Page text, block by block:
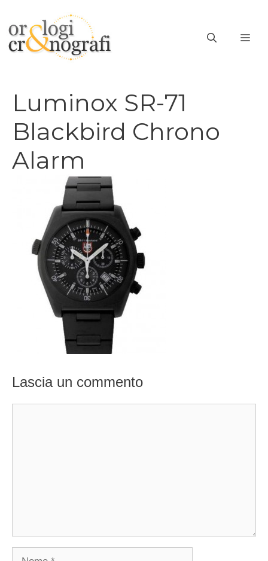
contenuto
Luminox SR-71
Blackbird Chrono
Alarm
Lascia un commento
Nome